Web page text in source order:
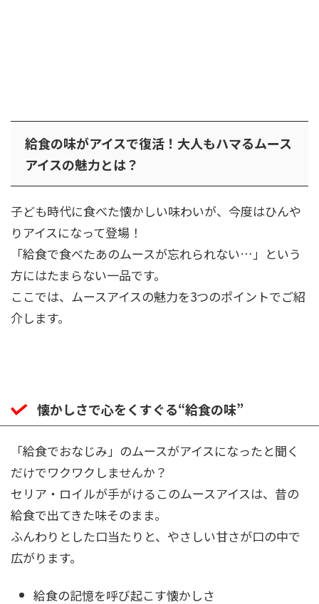
給食の味がアイスで復活！大人もハマるムース
アイスの魅力とは？
子ども時代に食べた懐かしい味わいが、今度はひんや
りアイスになって登場！
「給食で食べたあのムースが忘れられない…」という
方にはたまらない一品です。
ここでは、ムースアイスの魅力を3つのポイントでご紹
介します。
懐かしさで心をくすぐる“給食の味”
「給食でおなじみ」のムースがアイスになったと聞く
だけでワクワクしませんか？
セリア・ロイルが手がけるこのムースアイスは、昔の
給食で出てきた味そのまま。
ふんわりとした口当たりと、やさしい甘さが口の中で
広がります。
給食の記憶を呼び起こす懐かしさ